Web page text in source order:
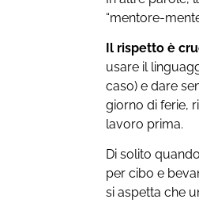
“mentore-
Il rispetto è
usare il
caso) e dare
giorno di ferie,
lavoro prima.
Di solito
per cibo e
si aspetta che